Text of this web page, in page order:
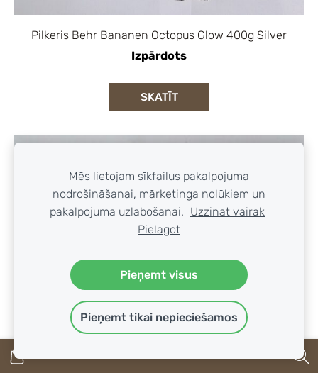
Pilkeris Behr Bananen Octopus Glow 400g Silver
Izpārdots
SKATĪT
Mēs lietojam sīkfailus pakalpojuma
nodrošināšanai, mārketinga nolūkiem un
pakalpojuma uzlabošanai. Uzzināt vairāk
Pielāgot
Pieņemt visus
Pieņemt tikai nepieciešamos